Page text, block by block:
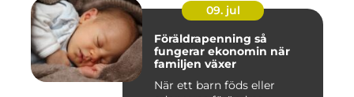
09. jul
Föräldrapenning så
fungerar ekonomin när
familjen växer
När ett barn föds eller